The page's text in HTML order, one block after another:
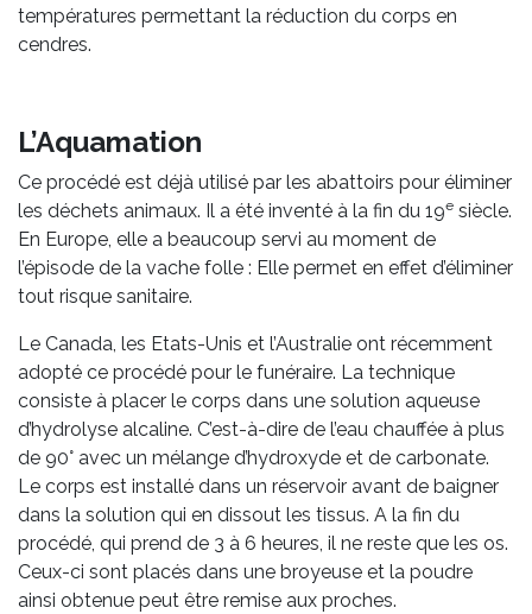
températures permettant la réduction du corps en
cendres.
L’Aquamation
Ce procédé est déjà utilisé par les abattoirs pour éliminer
les déchets animaux. Il a été inventé à la fin du 19e siècle.
En Europe, elle a beaucoup servi au moment de
l’épisode de la vache folle : Elle permet en effet d’éliminer
tout risque sanitaire.
Le Canada, les Etats-Unis et l’Australie ont récemment
adopté ce procédé pour le funéraire. La technique
consiste à placer le corps dans une solution aqueuse
d’hydrolyse alcaline. C’est-à-dire de l’eau chauffée à plus
de 90° avec un mélange d’hydroxyde et de carbonate.
Le corps est installé dans un réservoir avant de baigner
dans la solution qui en dissout les tissus. A la fin du
procédé, qui prend de 3 à 6 heures, il ne reste que les os.
Ceux-ci sont placés dans une broyeuse et la poudre
ainsi obtenue peut être remise aux proches.